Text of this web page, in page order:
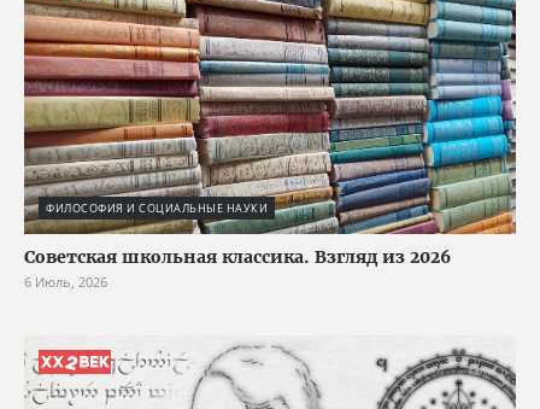
ФИЛОСОФИЯ И СОЦИАЛЬНЫЕ НАУКИ
Советская школьная классика. Взгляд из 2026
6 Июль, 2026